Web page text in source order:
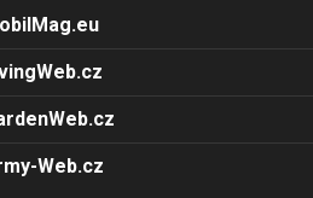
Web.cz